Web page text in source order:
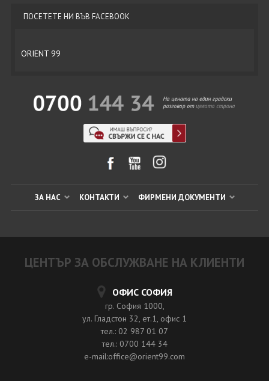
ПОСЕТЕТЕ НИ ВЪВ FACEBOOK
ORIENT 99
ЗА НАС КОНТАКТИ ФИРМЕНИ ДОКУМЕНТИ
ЦЕНТЪР ЗА ОБСЛУЖВАНЕ НА КЛИЕНТИ
ОФИС СОФИЯ
гр. София 1000,
ул. Гладстон 32, ет.1, офис 1
тел.: 02 987 01 07
тел.: 0700 144 34
e-mail:office@orient99.com